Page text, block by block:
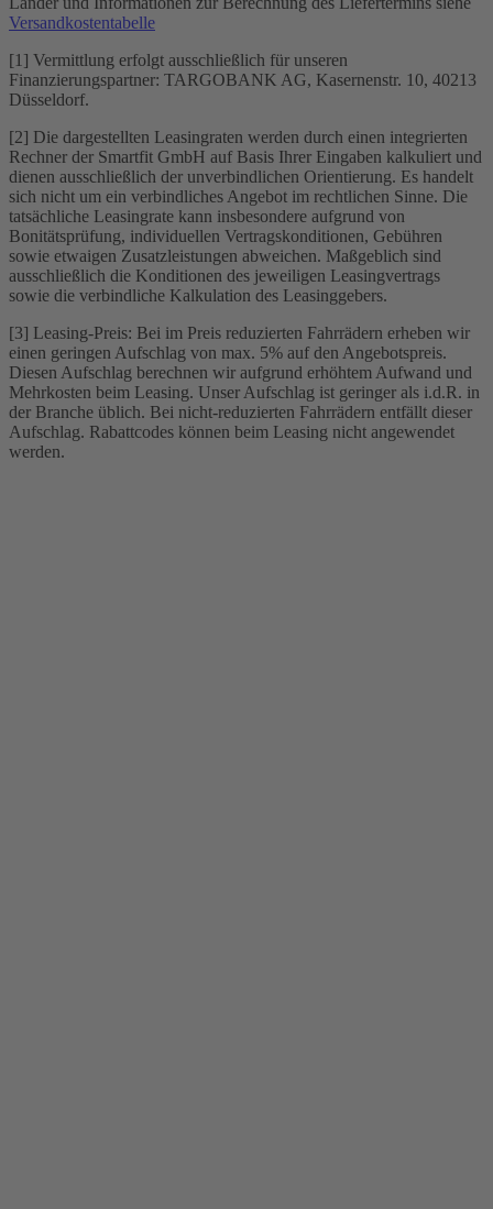
Versandkostentabelle
[1] Vermittlung erfolgt ausschließlich für unseren
Finanzierungspartner: TARGOBANK AG, Kasernenstr. 10, 40213
Düsseldorf.
[2] Die dargestellten Leasingraten werden durch einen integrierten
Rechner der Smartfit GmbH auf Basis Ihrer Eingaben kalkuliert und
dienen ausschließlich der unverbindlichen Orientierung. Es handelt
sich nicht um ein verbindliches Angebot im rechtlichen Sinne. Die
tatsächliche Leasingrate kann insbesondere aufgrund von
Bonitätsprüfung, individuellen Vertragskonditionen, Gebühren
sowie etwaigen Zusatzleistungen abweichen. Maßgeblich sind
ausschließlich die Konditionen des jeweiligen Leasingvertrags
sowie die verbindliche Kalkulation des Leasinggebers.
[3] Leasing-Preis: Bei im Preis reduzierten Fahrrädern erheben wir
einen geringen Aufschlag von max. 5% auf den Angebotspreis.
Diesen Aufschlag berechnen wir aufgrund erhöhtem Aufwand und
Mehrkosten beim Leasing. Unser Aufschlag ist geringer als i.d.R. in
der Branche üblich. Bei nicht-reduzierten Fahrrädern entfällt dieser
Aufschlag. Rabattcodes können beim Leasing nicht angewendet
werden.